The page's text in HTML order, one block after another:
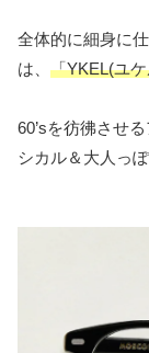
全体的に細身に
は、 「YKEL(ユ
60’sを彷彿させ
シカル＆大人っ